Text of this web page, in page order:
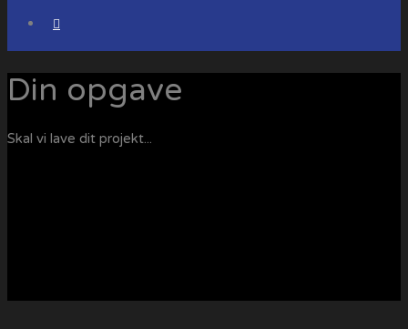
Din opgave
Skal vi lave dit projekt...